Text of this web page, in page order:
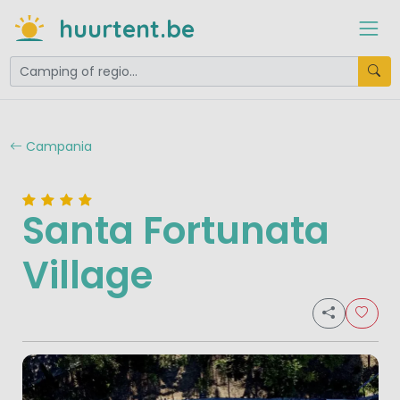
huurtent.be
Campania
Santa Fortunata
Village